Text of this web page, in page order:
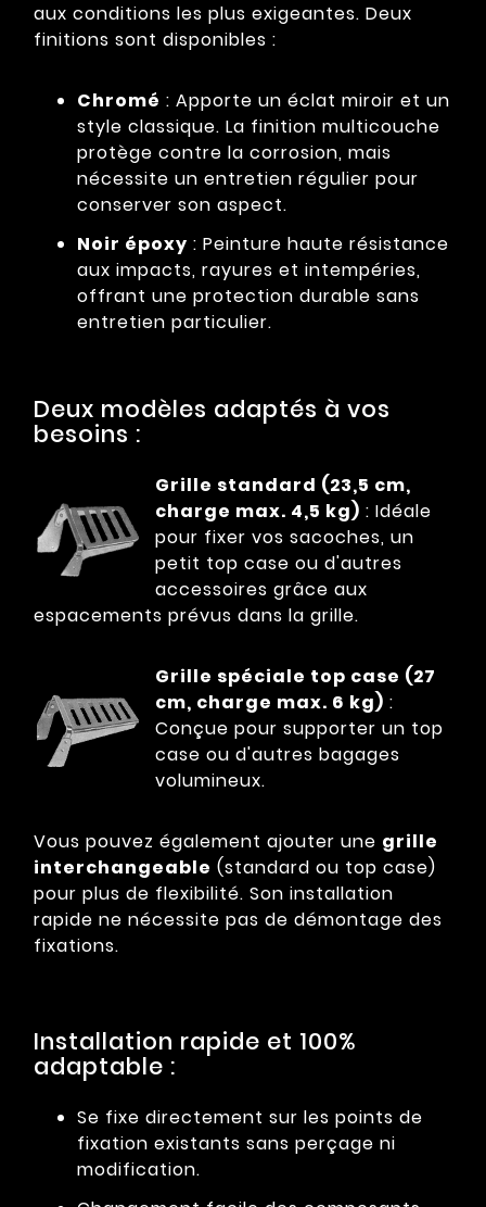
aux conditions les plus exigeantes. Deux
finitions sont disponibles :
Chromé : Apporte un éclat miroir et un
style classique. La finition multicouche
protège contre la corrosion, mais
nécessite un entretien régulier pour
conserver son aspect.
Noir époxy : Peinture haute résistance
aux impacts, rayures et intempéries,
offrant une protection durable sans
entretien particulier.
Deux modèles adaptés à vos
besoins :
Grille standard (23,5 cm,
charge max. 4,5 kg) : Idéale
pour fixer vos sacoches, un
petit top case ou d'autres
accessoires grâce aux
espacements prévus dans la grille.
Grille spéciale top case (27
cm, charge max. 6 kg) :
Conçue pour supporter un top
case ou d'autres bagages
volumineux.
Vous pouvez également ajouter une grille
interchangeable (standard ou top case)
pour plus de flexibilité. Son installation
rapide ne nécessite pas de démontage des
fixations.
Installation rapide et 100%
adaptable :
Se fixe directement sur les points de
fixation existants sans perçage ni
modification.